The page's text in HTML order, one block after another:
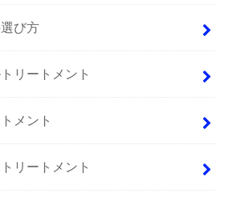
び方
リートメント
メント
リートメント